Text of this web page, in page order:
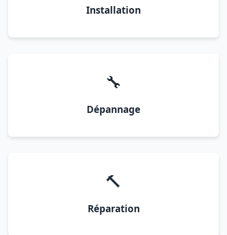
Installation
🔧
Dépannage
🔨
Réparation